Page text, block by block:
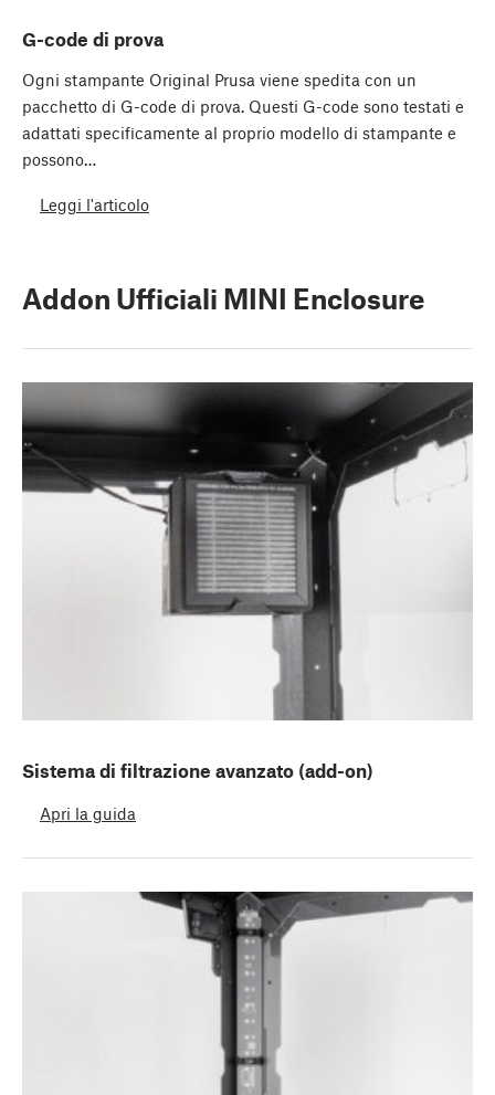
G-code di prova
Ogni stampante Original Prusa viene spedita con un
pacchetto di G-code di prova. Questi G-code sono testati e
adattati specificamente al proprio modello di stampante e
possono…
Leggi l'articolo
Addon Ufficiali MINI Enclosure
Sistema di filtrazione avanzato (add-on)
Apri la guida